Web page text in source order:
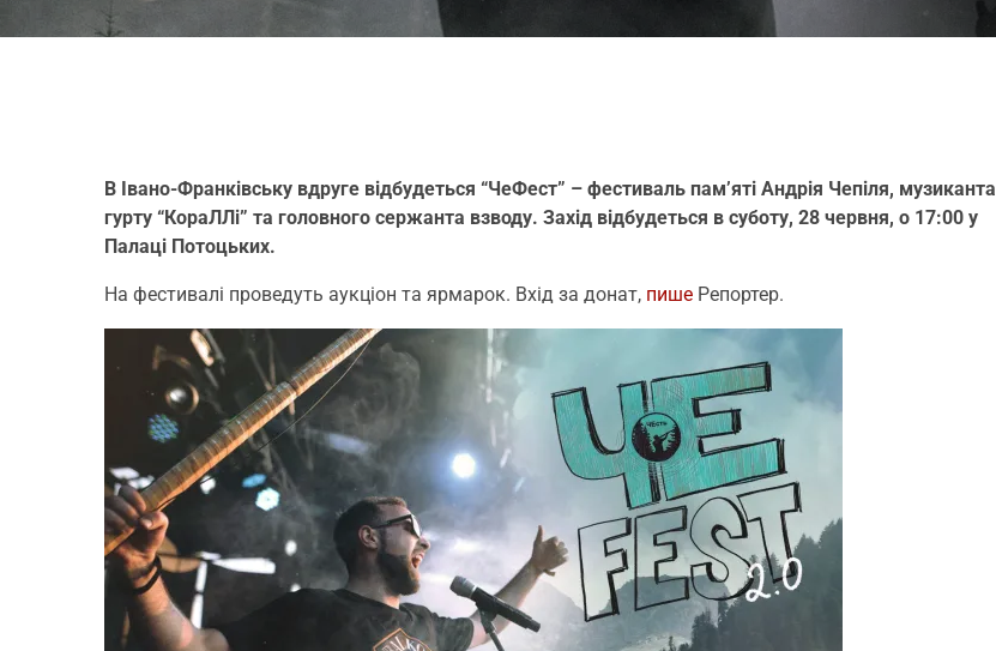
В Івано-Франківську вдруге відбудеться “ЧеФест” – фестиваль пам’яті Андрія Чепіля, музиканта
гурту “КораЛЛі” та головного сержанта взводу. Захід відбудеться в суботу, 28 червня, о 17:00 у
Палаці Потоцьких.
На фестивалі проведуть аукціон та ярмарок. Вхід за донат, пише Репортер.